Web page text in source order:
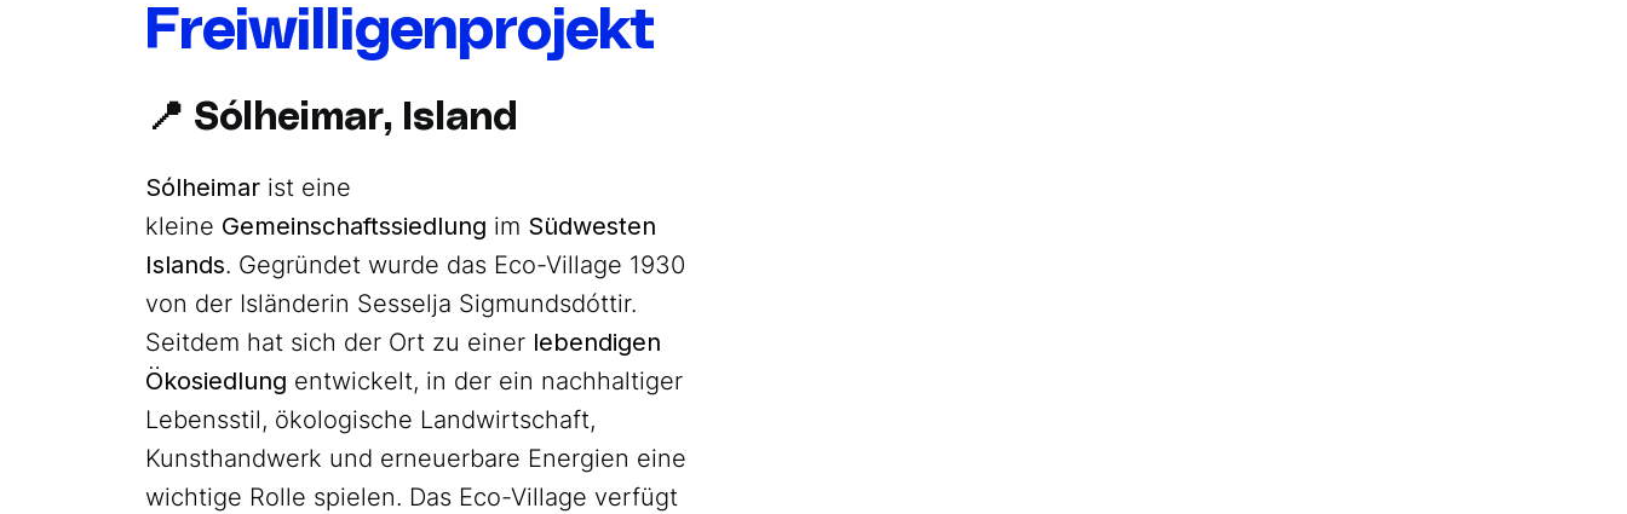
Freiwilligenprojekt
📍 Sólheimar, Island
Sólheimar ist eine
kleine Gemeinschaftssiedlung im Südwesten
Islands. Gegründet wurde das Eco-Village 1930
von der Isländerin Sesselja Sigmundsdóttir.
Seitdem hat sich der Ort zu einer lebendigen
Ökosiedlung entwickelt, in der ein nachhaltiger
Lebensstil, ökologische Landwirtschaft,
Kunsthandwerk und erneuerbare Energien eine
wichtige Rolle spielen. Das Eco-Village verfügt